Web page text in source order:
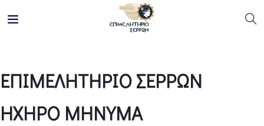
ΕΠΙΜΕΛΗΤΗΡΙΟ ΣΕΡΡΩΝ
ΗΧΗΡΟ ΜΗΝΥΜΑ